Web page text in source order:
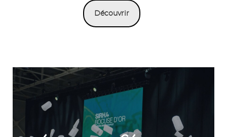
Découvrir
Image